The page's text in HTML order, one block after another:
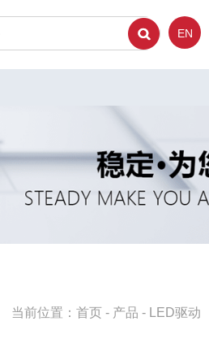
EN
当前位置： 首页 - 产品 - LED驱动